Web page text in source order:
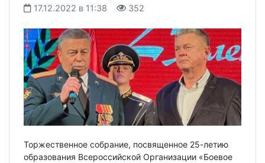
17.12.2022 в 11:38 352
Торжественное собрание, посвященное 25-летию
образования Всероссийской Организации «Боевое